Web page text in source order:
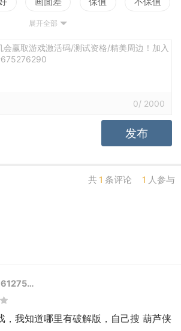
测试
展开全部
会赢取游戏激活码/测试资格/精美周边！加入
675276290
0/ 2000
发布
共 1 条评论 1 人参与